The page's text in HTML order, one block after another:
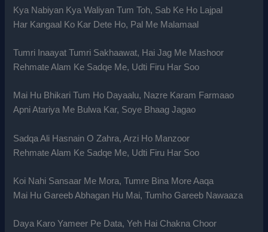
Kya Nabiyan Kya Waliyan Tum Toh, Sab Ke Ho Lajpal
Har Kangaal Ko Kar Dete Ho, Pal Me Malamaal
Tumri Inaayat Tumri Sakhaawat, Hai Jag Me Mashoor
Rehmate Alam Ke Sadqe Me, Udti Firu Har Soo
Mai Hu Bhikari Tum Ho Dayaalu, Nazre Karam Farmaao
Apni Atariya Me Bulwa Kar, Soye Bhaag Jagao
Sadqa Ali Hasnain O Zahra, Arzi Ho Manzoor
Rehmate Alam Ke Sadqe Me, Udti Firu Har Soo
Koi Nahi Sansaar Me Mora, Tumre Bina More Aaqa
Mai Hu Gareeb Abhagan Hu Mai, Tumho Gareeb Nawaaza
Daya Karo Yameer Pe Data, Yeh Hai Chakna Choor